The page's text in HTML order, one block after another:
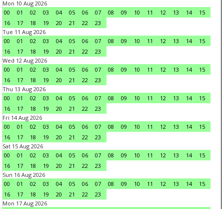
Mon 10 Aug 2026
00
01 02 03 04 05 06 07 08 09 10 11 12 13 14
15
16
17 18 19 20 21 22
23
Tue 11 Aug 2026
00
01 02 03 04 05 06 07 08 09 10 11 12 13 14
15
16
17 18 19 20 21 22
23
Wed 12 Aug 2026
00
01 02 03 04 05 06 07 08 09 10 11 12 13 14
15
16
17 18 19 20 21 22
23
Thu 13 Aug 2026
00
01 02 03 04 05 06 07 08 09 10 11 12 13 14
15
16
17 18 19 20 21 22
23
Fri 14 Aug 2026
00
01 02 03 04 05 06 07 08 09 10 11 12 13 14
15
16
17 18 19 20 21 22
23
Sat 15 Aug 2026
00
01 02 03 04 05 06 07 08 09 10 11 12 13 14
15
16
17 18 19 20 21 22
23
Sun 16 Aug 2026
00
01 02 03 04 05 06 07 08 09 10 11 12 13 14
15
16
17 18 19 20 21 22
23
Mon 17 Aug 2026